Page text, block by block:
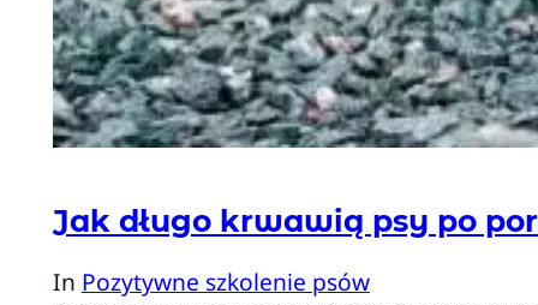
Jak długo krwawią psy po
In Pozytywne szkolenie psów